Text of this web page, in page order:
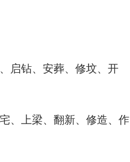
启钻、安葬、修坟、开
、上梁、翻新、修造、作